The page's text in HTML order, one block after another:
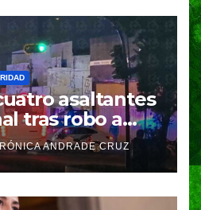
asaltantes
tras robo a
Centro de
celulares
arma
ANDRADE CRUZ